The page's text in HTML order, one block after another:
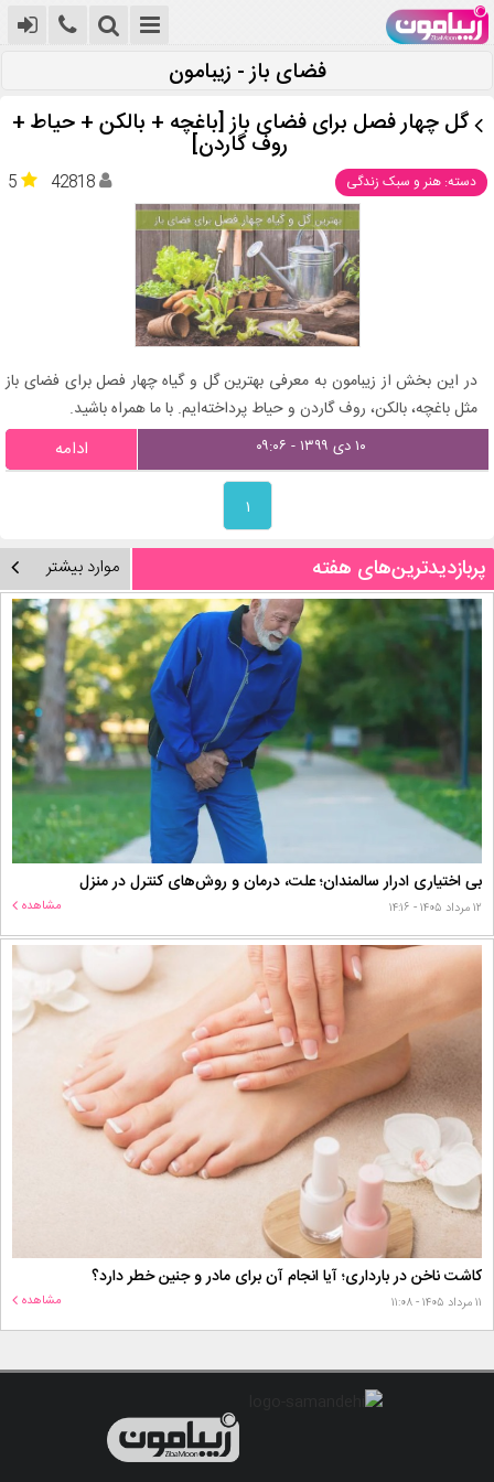
فضای باز - زیبامون
گل چهار فصل برای فضای باز [باغچه + بالکن + حیاط +
روف گاردن]
دسته: هنر و سبک زندگی 5 42818
در این بخش از زیبامون به معرفی بهترین گل و گیاه چهار فصل برای فضای باز
مثل باغچه، بالکن، روف گاردن و حیاط پرداخته‌ایم. با ما همراه باشید.
۱۰ دی ۱۳۹۹ - ۰۹:۰۶ ادامه
۱
پربازدیدترین‌های هفته موارد بیشتر
بی اختیاری ادرار سالمندان؛ علت، درمان و روش‌های کنترل در منزل
۱۲ مرداد ۱۴۰۵ - ۱۴:۱۶ مشاهده
کاشت ناخن در بارداری؛ آیا انجام آن برای مادر و جنین خطر دارد؟
۱۱ مرداد ۱۴۰۵ - ۱۱:۰۸ مشاهده